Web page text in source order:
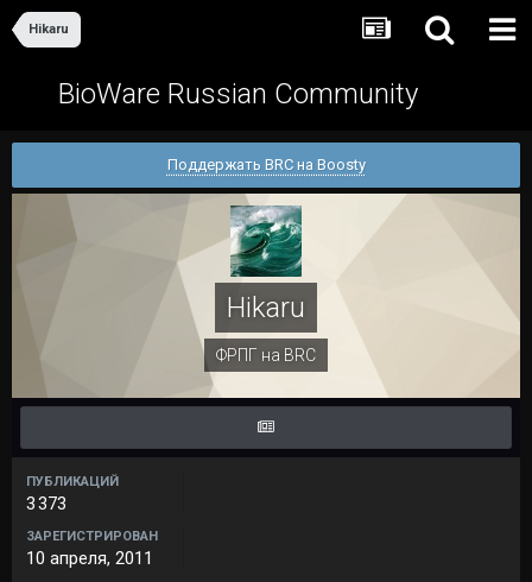
Hikaru
BioWare Russian Community
Поддержать BRC на Boosty
Hikaru
ФРПГ на BRC
ПУБЛИКАЦИЙ
3 373
ЗАРЕГИСТРИРОВАН
10 апреля, 2011